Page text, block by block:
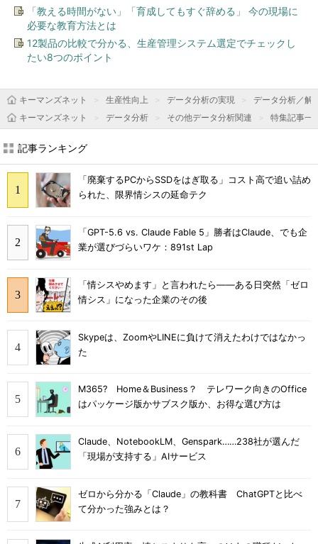
「教える時間がない」「育成してもすぐ辞める」 今の現場に
必要な教育方法とは
12製品の比較で分かる、生産管理システム選定でチェックし
たい8つのポイント
キーマンズネット 生産性向上 データ分析の実現
データ分析／解
キーマンズネット
データ分析 その他データ分析関連 特集記事一
記事ランキング
「廃棄するPCからSSDをはぎ取る」コスト高で追い詰め
られた、限界情シスの延命テク
「GPT-5.6 vs. Claude Fable 5」勝者はClaude、でも企
業が選びづらいワケ：891st Lap
「情シスやめます」と言われたら――ある日突然「ゼロ
情シス」になった企業のその後
Skypeは、ZoomやLINEに負けて消えたわけではなかっ
た
M365? Home＆Business？ テレワーク向きのOffice
はパッケージ版かサブスク版か、お得な選び方は
Claude、NotebookLM、Genspark……238社が選んだ
「現場が支持する」AIサービス
ゼロから分かる「Claude」の教科書 ChatGPTと比べ
て分かった強みとは？